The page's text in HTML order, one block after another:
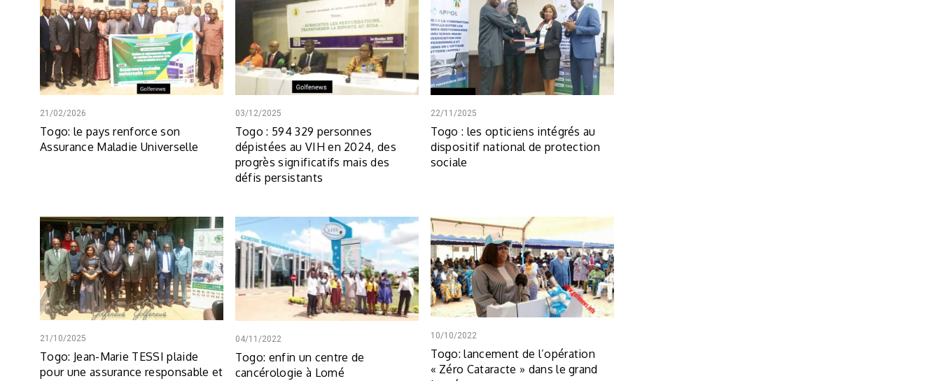
21/02/2026
Togo: le pays renforce son
Assurance Maladie Universelle
03/12/2025
Togo : 594 329 personnes
dépistées au VIH en 2024, des
progrès significatifs mais des
défis persistants
22/11/2025
Togo : les opticiens intégrés au
dispositif national de protection
sociale
21/10/2025
Togo: Jean-Marie TESSI plaide
pour une assurance responsable et
04/11/2022
Togo: enfin un centre de
cancérologie à Lomé
10/10/2022
Togo: lancement de l’opération
« Zéro Cataracte » dans le grand